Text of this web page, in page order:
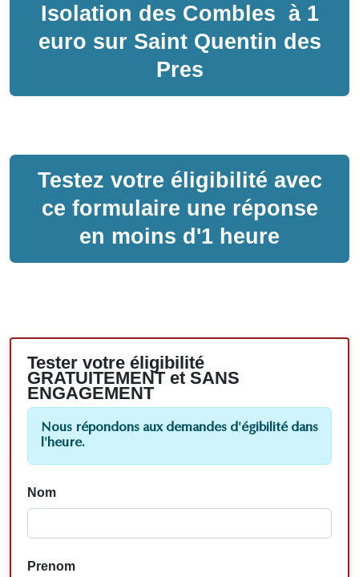
Isolation des Combles à 1
euro sur Saint Quentin des
Pres
Testez votre éligibilité avec
ce formulaire une réponse
en moins d'1 heure
Tester votre éligibilité
GRATUITEMENT et SANS
ENGAGEMENT
Nous répondons aux demandes d'égibilité dans
l'heure.
Nom
Prenom